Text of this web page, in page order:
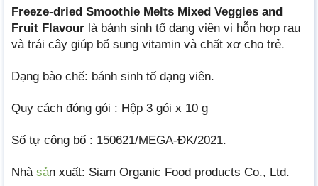
Freeze-dried Smoothie Melts Mixed Veggies and
Fruit Flavour là bánh sinh tố dạng viên vị hỗn hợp rau
và trái cây giúp bổ sung vitamin và chất xơ cho trẻ.
Dạng bào chế: bánh sinh tố dạng viên.
Quy cách đóng gói : Hộp 3 gói x 10 g
Số tự công bố : 150621/MEGA-ĐK/2021.
Nhà sản xuất: Siam Organic Food products Co., Ltd.